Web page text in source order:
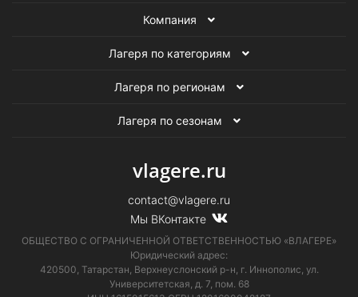
Компания
Лагеря по категориям
Лагеря по регионам
Лагеря по сезонам
vlagere.ru
contact@vlagere.ru
Мы ВКонтакте
ОБЩЕСТВО С ОГРАНИЧЕННОЙ ОТВЕТСТВЕННОСТЬЮ «ВЛАГЕРЕ»
Юридический адрес:
420500, Татарстан, Верхнеуслонский р-н, г. Иннополис, ул.
Университетская, д. 7, пом. 68